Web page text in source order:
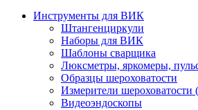
Инструменты для ВИК
Штангенциркули
Наборы для ВИК
Шаблоны сварщика
Люксметры, яркомеры,
Образцы шероховатости
Измерители
Видеоэндоскопы